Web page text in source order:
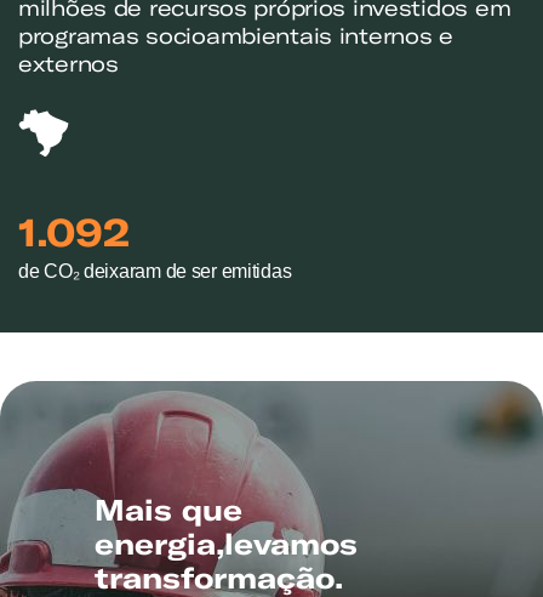
milhões de recursos próprios investidos em
programas socioambientais internos e
externos
1.092
de CO₂ deixaram de ser emitidas
Mais que
energia,levamos
transformação.